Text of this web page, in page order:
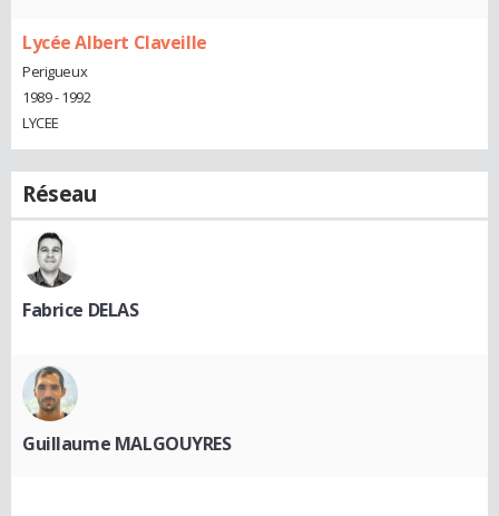
Lycée Albert Claveille
Perigueux
1989 - 1992
LYCEE
Réseau
Fabrice DELAS
Guillaume MALGOUYRES